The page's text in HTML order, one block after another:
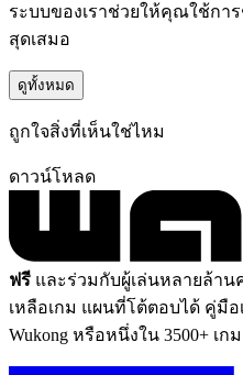
ระบบของเราช่วยให้คุณใช้กา
สุดเสมอ
ดูทั้งหมด
ถูกใจสิ่งที่เห็นใช่ไหม
ดาวน์โหลด
ฟรี และร่วมกับผู้เล่นหลายล้า
เหลือเกม แผนที่โต้ตอบได้ คู่มือ
Wukong หรือหนึ่งใน 3500+ เก